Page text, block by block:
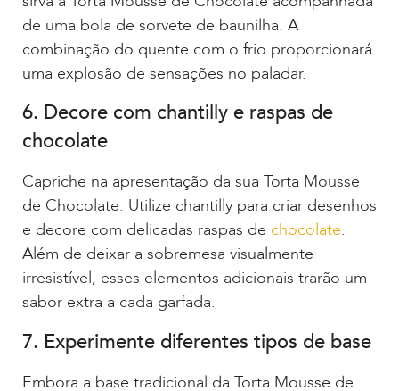
de uma bola de sorvete de baunilha. A
combinação do quente com o frio proporcionará
uma explosão de sensações no paladar.
6. Decore com chantilly e raspas de
chocolate
Capriche na apresentação da sua Torta Mousse
de Chocolate. Utilize chantilly para criar desenhos
e decore com delicadas raspas de chocolate.
Além de deixar a sobremesa visualmente
irresistível, esses elementos adicionais trarão um
sabor extra a cada garfada.
7. Experimente diferentes tipos de base
Embora a base tradicional da Torta Mousse de